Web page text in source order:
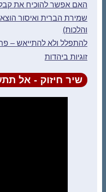
האם אפשר להוכיח את
שמירת הברית ואיסור
והלכות)
להתפלל ולא להתייאש –
זוגיות ביהדות
שיר חיזוק - אל